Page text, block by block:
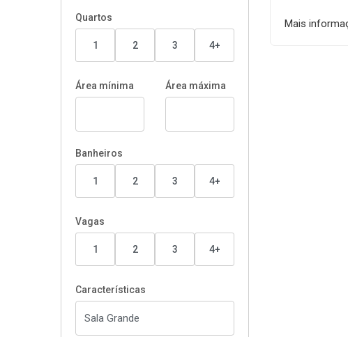
Quartos
1 2 3 4+
Área mínima Área máxima
Banheiros
1 2 3 4+
Vagas
1 2 3 4+
Características
Mais